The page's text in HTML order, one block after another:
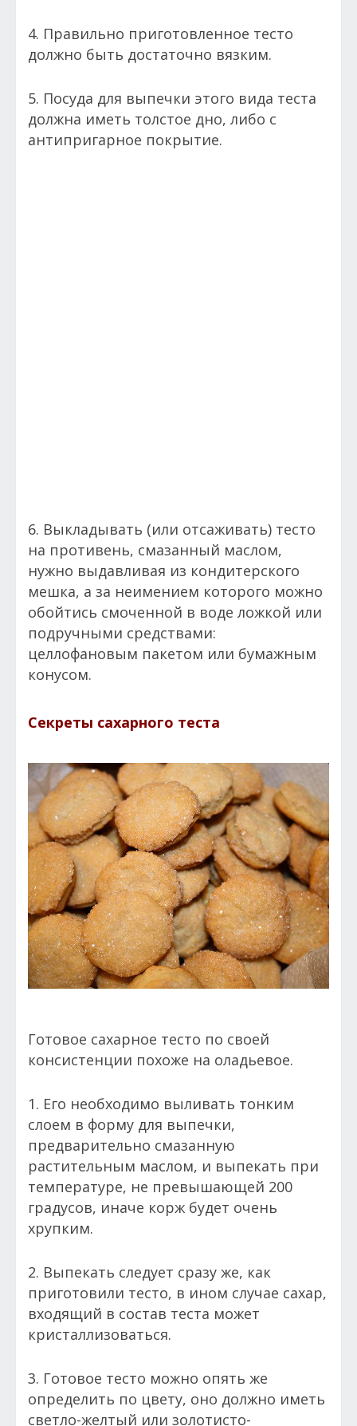
4. Правильно приготовленное тесто
должно быть достаточно вязким.
5. Посуда для выпечки этого вида теста
должна иметь толстое дно, либо с
антипригарное покрытие.
6. Выкладывать (или отсаживать) тесто
на противень, смазанный маслом,
нужно выдавливая из кондитерского
мешка, а за неимением которого можно
обойтись смоченной в воде ложкой или
подручными средствами:
целлофановым пакетом или бумажным
конусом.
Секреты сахарного теста
Готовое сахарное тесто по своей
консистенции похоже на оладьевое.
1. Его необходимо выливать тонким
слоем в форму для выпечки,
предварительно смазанную
растительным маслом, и выпекать при
температуре, не превышающей 200
градусов, иначе корж будет очень
хрупким.
2. Выпекать следует сразу же, как
приготовили тесто, в ином случае сахар,
входящий в состав теста может
кристаллизоваться.
3. Готовое тесто можно опять же
определить по цвету, оно должно иметь
светло-желтый или золотисто-